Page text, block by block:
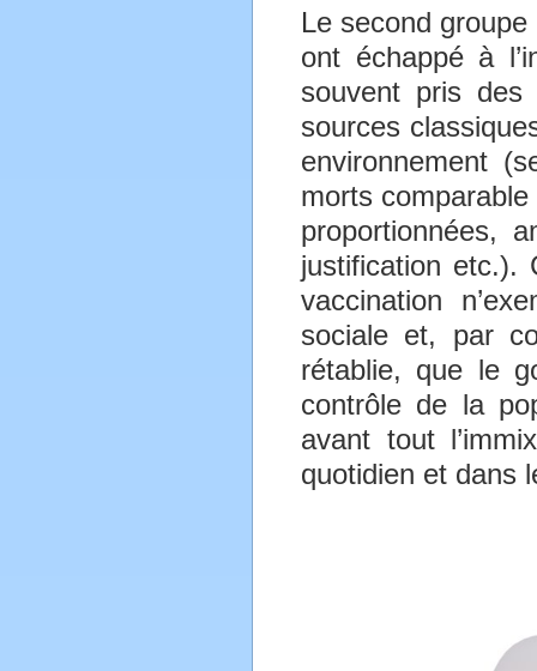
Le second
ont échappé à
souvent pris
sources
environnement
morts
proportionnées,
justification etc.).
vaccination
sociale et, par
rétablie, que le
contrôle de la
avant tout
quotidien et dans